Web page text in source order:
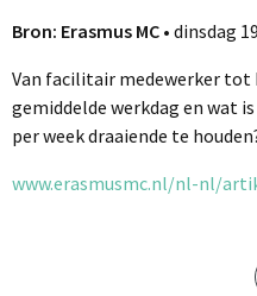
Bron: Erasmus MC • dinsdag
Van facilitair medewerker tot
gemiddelde werkdag en wat
per week draaiende te
www.erasmusmc.nl/nl-nl/